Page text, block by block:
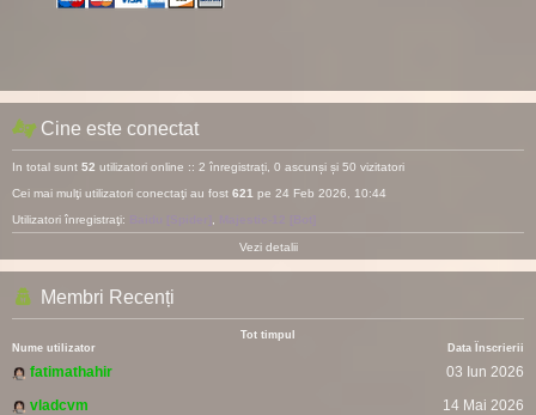
Cine este conectat
In total sunt 52 utilizatori online :: 2 înregistrați, 0 ascunși și 50 vizitatori
Cei mai mulţi utilizatori conectaţi au fost 621 pe 24 Feb 2026, 10:44
Utilizatori înregistraţi:
Vezi detalii
Membri Recenți
Tot timpul
Nume utilizator
Data Înscrierii
fatimathahir
03 Iun 2026
vladcvm
14 Mai 2026